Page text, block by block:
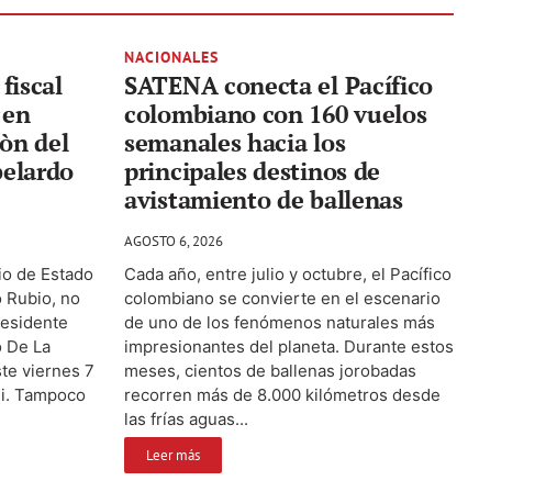
del
de Estado
Rubio, no
De La
viernes 7
Tampoco
NACIONALES
SATENA conecta el Pacífico
colombiano con 160 vuelos
semanales hacia los
principales destinos de
avistamiento de ballenas
AGOSTO 6, 2026
Cada año, entre julio y octubre, el Pacífico
colombiano se convierte en el escenario
de uno de los fenómenos naturales más
impresionantes del planeta. Durante estos
meses, cientos de ballenas jorobadas
recorren más de 8.000 kilómetros desde
las frías aguas...
Leer más